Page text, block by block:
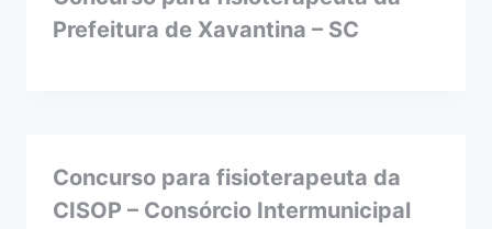
Prefeitura de Xavantina – SC
Concurso para fisioterapeuta da
CISOP – Consórcio Intermunicipal